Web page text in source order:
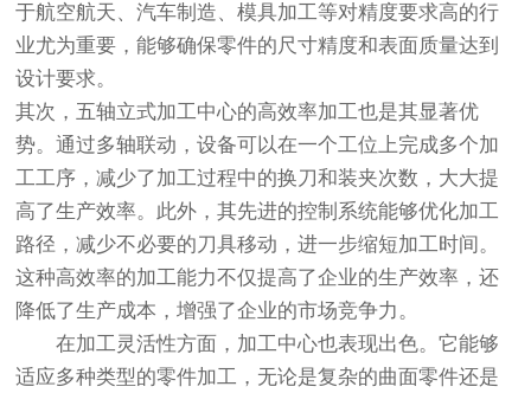
于航空航天、汽车制造、模具加工等对精度要求高的行
业尤为重要，能够确保零件的尺寸精度和表面质量达到
设计要求。
其次，五轴立式加工中心的高效率加工也是其显著优
势。通过多轴联动，设备可以在一个工位上完成多个加
工工序，减少了加工过程中的换刀和装夹次数，大大提
高了生产效率。此外，其先进的控制系统能够优化加工
路径，减少不必要的刀具移动，进一步缩短加工时间。
这种高效率的加工能力不仅提高了企业的生产效率，还
降低了生产成本，增强了企业的市场竞争力。
在加工灵活性方面，加工中心也表现出色。它能够
适应多种类型的零件加工，无论是复杂的曲面零件还是